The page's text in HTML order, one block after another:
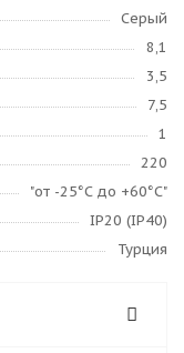
Серый
8,1
3,5
7,5
1
220
"от -25°С до +60°С"
IP20 (IP40)
Турция